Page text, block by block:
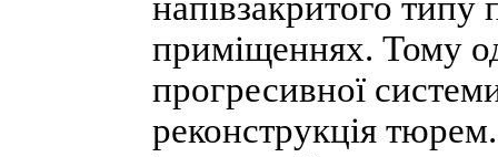
приміщеннях. Тому
прогресивної
реконструкція